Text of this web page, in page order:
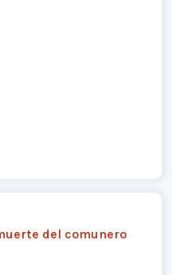
del comunero